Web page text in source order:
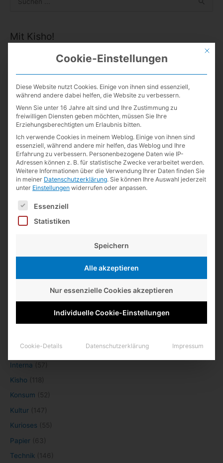
h
Mit Kisho!
Neueste Kommentare
Guillermo de la MazazuKurz notiert
Lexikalikerzu
Kurz notiert
Guillermo de la MazazuKurz notiert
Lexikalikerzu19 Jahre
LexikalikerzuKurz notiert
Andreas Weinbergerzu 19 Jahre
Guillermo de la Maza
LexikalikerzuKurz notiert
Kategorien
Fundsachen(148)
Interna
Kisho (118)
Konsum (52)
Kultur (147)
Kurioses (55)
Papier (63)
Technik (146)
Mit
Cookie-Einstellungen
Diese Website nutzt Cookies. Einige von ihnen sind essenziell,
während andere dabei helfen, die Website zu verbessern.
Wenn Sie unter 16 Jahre alt sind und Ihre Zustimmung zu
freiwilligen Diensten geben möchten, müssen Sie Ihre
Erziehungsberechtigten um Erlaubnis bitten.
Ich verwende Cookies in meinem Weblog. Einige von ihnen sind
essenziell, während andere mir helfen, das Weblog und Ihre
Erfahrung zu verbessern. Personenbezogene Daten wie IP-
Adressen können z. B. für statistische Zwecke verarbeitet werden.
Weitere Informationen über die Verwendung Ihrer Daten finden Sie
in meiner Datenschutzerklärung. Sie können Ihre Auswahl jederzeit
unter Einstellungen widerrufen oder anpassen.
Es folgt eine Liste der Service-Gruppen, für die eine
Essenziell
Statistiken
Speichern
Alle akzeptieren
Nur essenzielle Cookies akzeptieren
Individuelle Cookie-Einstellungen
Cookie-Details Datenschutzerklärung Impressum